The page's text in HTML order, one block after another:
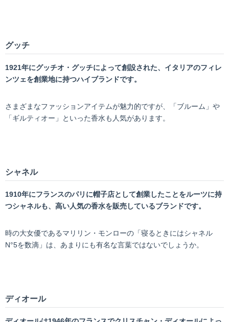
グッチ
1921年にグッチオ・グッチによって創設された、イタリアのフィレ
ンツェを創業地に持つハイブランドです。
さまざまなファッションアイテムが魅力的ですが、「ブルーム」や
「ギルティオー」といった香水も人気があります。
シャネル
1910年にフランスのパリに帽子店として創業したことをルーツに持
つシャネルも、高い人気の香水を販売しているブランドです。
時の大女優であるマリリン・モンローの「寝るときにはシャネル
N°5を数滴」は、あまりにも有名な言葉ではないでしょうか。
ディオール